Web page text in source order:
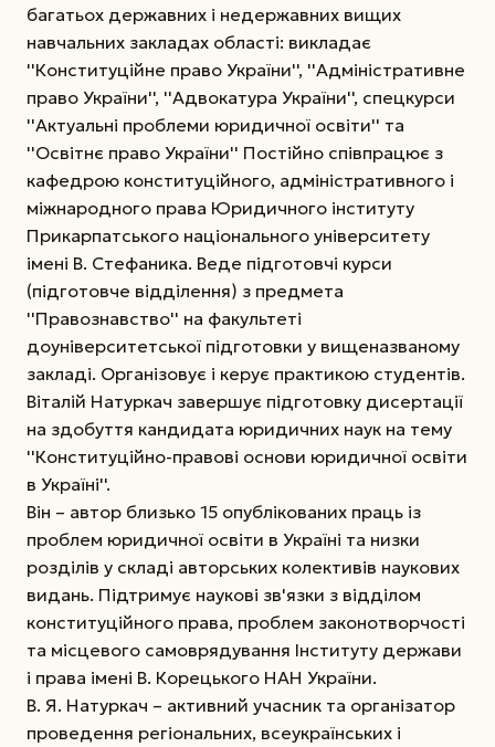
багатьох державних і недержавних вищих
навчальних закладах області: викладає
''Конституційне право України'', ''Адміністративне
право України'', ''Адвокатура України'', спецкурси
''Актуальні проблеми юридичної освіти'' та
''Освітнє право України'' Постійно співпрацює з
кафедрою конституційного, адміністративного і
міжнародного права Юридичного інституту
Прикарпатського національного університету
імені В. Стефаника. Веде підготовчі курси
(підготовче відділення) з предмета
''Правознавство'' на факультеті
доуніверситетської підготовки у вищеназваному
закладі. Організовує і керує практикою студентів.
Віталій Натуркач завершує підготовку дисертації
на здобуття кандидата юридичних наук на тему
''Конституційно-правові основи юридичної освіти
в Україні''.
Він – автор близько 15 опублікованих праць із
проблем юридичної освіти в Україні та низки
розділів у складі авторських колективів наукових
видань. Підтримує наукові зв'язки з відділом
конституційного права, проблем законотворчості
та місцевого самоврядування Інституту держави
і права імені В. Корецького НАН України.
В. Я. Натуркач – активний учасник та організатор
проведення регіональних, всеукраїнських і